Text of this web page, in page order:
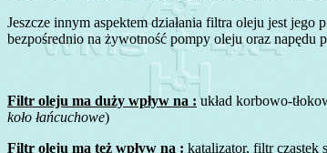
Jeszcze innym aspektem działania filtra oleju jest
bezpośrednio na żywotność pompy oleju oraz napędu
Filtr oleju ma duży wpływ na :układ korbowo-
koło łańcuchowe)
Filtr oleju ma też wpływ na : katalizator, filtr cząstek